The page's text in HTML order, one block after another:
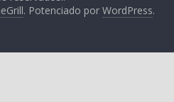
. Potenciado por WordPress.